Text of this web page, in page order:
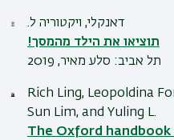
.דאנקלי, ויקטוריה ל
!תוציאו את הילד מהמסך
תל אביב: סלע מאיר, 2019
Rich Ling, Leopoldina
Sun Lim, and Yuling L.
The Oxford